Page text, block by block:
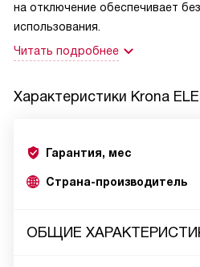
на отключение обеспечивает
использования.
Читать подробнее
Характеристики Krona
Гарантия, мес
Страна-производитель
ОБЩИЕ